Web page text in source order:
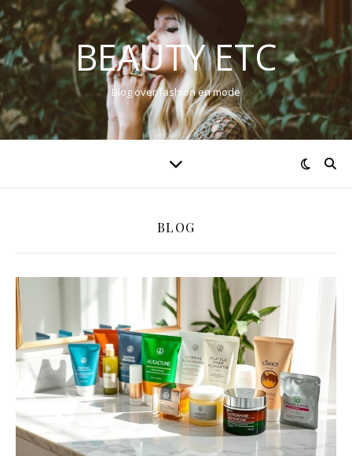
BEAUTY ETC
Blog over fashion en mode
BLOG